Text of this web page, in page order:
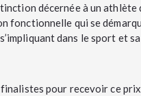
décernée à un athlète
fonctionnelle qui se
dans le sport et sa
pour recevoir ce